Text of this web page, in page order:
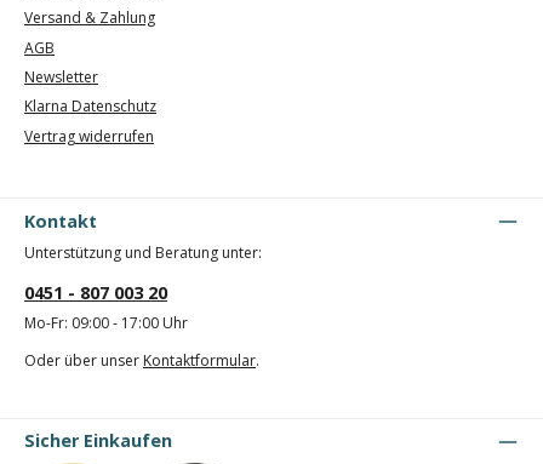
Versand & Zahlung
AGB
Newsletter
Klarna Datenschutz
Vertrag widerrufen
Kontakt
Unterstützung und Beratung unter:
0451 - 807 003 20
Mo-Fr: 09:00 - 17:00 Uhr
Oder über unser Kontaktformular.
Sicher Einkaufen